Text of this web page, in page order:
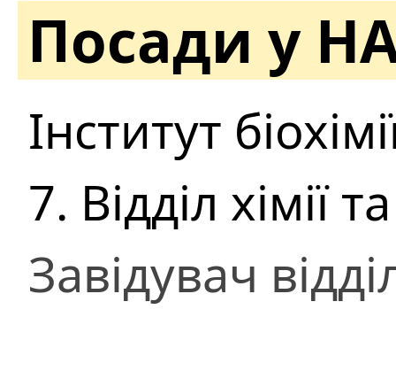
Посади у
Інститут
7. Відділ хімії
Завідувач